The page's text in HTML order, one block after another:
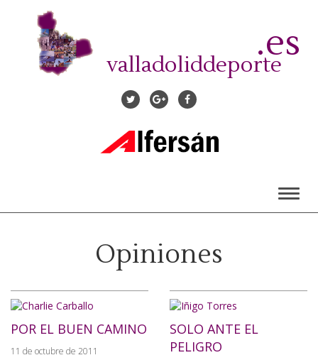
contenido
valladoliddeporte
.es
Opiniones
POR EL BUEN CAMINO
11 de octubre de 2011
SOLO ANTE EL
PELIGRO